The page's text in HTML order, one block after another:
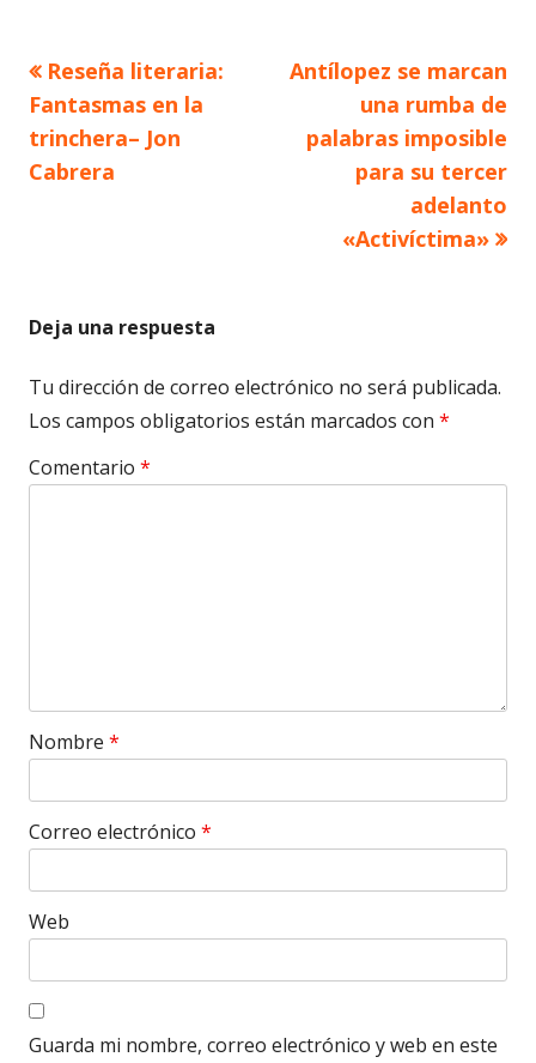
Navegación
de
entradas
Artículo
anterior
Reseña literaria:
Fantasmas en la
trinchera– Jon
Cabrera
Artículo
siguiente
Antílopez se marcan
una rumba de
palabras imposible
para su tercer
adelanto
«Activíctima»
Deja una respuesta
Tu dirección de correo electrónico no será publicada.
Los campos obligatorios están marcados con *
Comentario *
Nombre *
Correo electrónico *
Web
Guarda mi nombre, correo electrónico y web en este